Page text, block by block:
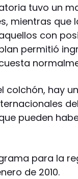
tuvo un
mientras que
con
permitió
hay
pueden
para la
de 2010.